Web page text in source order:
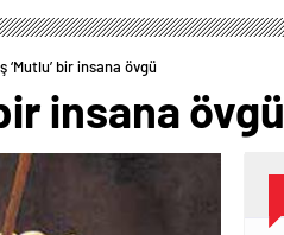
bir insana övgü
insana övgü